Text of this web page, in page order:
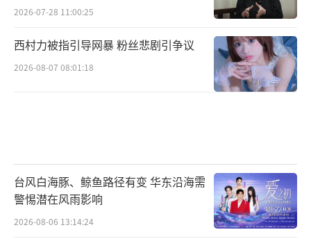
海来阿木深情用心演绎了《阿果吉曲》、
《点歌的人》、《不过人间》、《别知己》、
《三生有幸》、《你的千山万水》等众多的成
名曲，以其深情的歌声和音乐故事打动了无数
2026-07-28 11:00:25
西村力被指引导网暴 粉丝悲剧引争议
2026-08-07 08:01:18
台风白海豚、鲸鱼路径有变 华东沿海需
警惕潜在风雨影响
2026-08-06 13:14:24